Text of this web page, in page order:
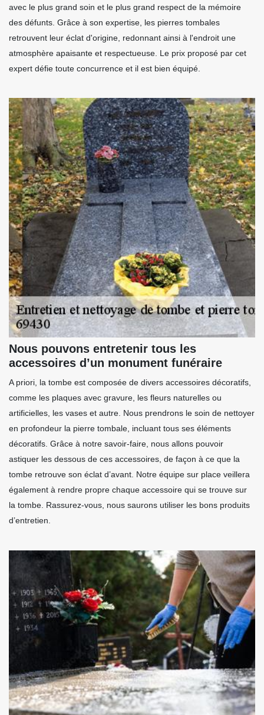
avec le plus grand soin et le plus grand respect de la mémoire
des défunts. Grâce à son expertise, les pierres tombales
retrouvent leur éclat d'origine, redonnant ainsi à l'endroit une
atmosphère apaisante et respectueuse. Le prix proposé par cet
expert défie toute concurrence et il est bien équipé.
Nous pouvons entretenir tous les
accessoires d’un monument funéraire
A priori, la tombe est composée de divers accessoires décoratifs,
comme les plaques avec gravure, les fleurs naturelles ou
artificielles, les vases et autre. Nous prendrons le soin de nettoyer
en profondeur la pierre tombale, incluant tous ses éléments
décoratifs. Grâce à notre savoir-faire, nous allons pouvoir
astiquer les dessous de ces accessoires, de façon à ce que la
tombe retrouve son éclat d’avant. Notre équipe sur place veillera
également à rendre propre chaque accessoire qui se trouve sur
la tombe. Rassurez-vous, nous saurons utiliser les bons produits
d’entretien.